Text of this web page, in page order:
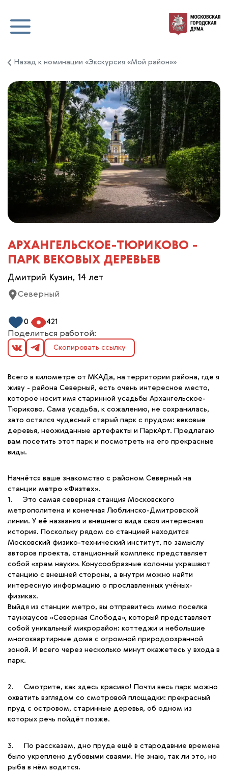
Назад к номинации «Экскурсия «Мой район»»
АРХАНГЕЛЬСКОЕ-ТЮРИКОВО -
ПАРК ВЕКОВЫХ ДЕРЕВЬЕВ
Дмитрий Кузин, 14 лет
Северный
0 421
Поделиться работой:
Скопировать ссылку
Всего в километре от МКАДа, на территории района, где я
живу - района Северный, есть очень интересное место,
которое носит имя старинной усадьбы Архангельское-
Тюриково. Сама усадьба, к сожалению, не сохранилась,
зато остался чудесный старый парк с прудом: вековые
деревья, неожиданные артефакты и ПаркАрт. Предлагаю
вам посетить этот парк и посмотреть на его прекрасные
виды.
Начнётся ваше знакомство с районом Северный на
станции метро «Физтех».
1. Это самая северная станция Московского
метрополитена и конечная Люблинско-Дмитровской
линии. У её названия и внешнего вида своя интересная
история. Поскольку рядом со станцией находится
Московский физико-технический институт, по замыслу
авторов проекта, станционный комплекс представляет
собой «храм науки». Конусообразные колонны украшают
станцию с внешней стороны, а внутри можно найти
интересную информацию о прославленных учёных-
физиках.
Выйдя из станции метро, вы отправитесь мимо поселка
таунхаусов «Северная Слобода», который представляет
собой уникальный микрорайон: коттеджи и небольшие
многоквартирные дома с огромной природоохранной
зоной. И всего через несколько минут окажетесь у входа в
парк.
2. Смотрите, как здесь красиво! Почти весь парк можно
охватить взглядом со смотровой площадки: прекрасный
пруд с островом, старинные деревья, об одном из
которых речь пойдёт позже.
3. По рассказам, дно пруда ещё в стародавние времена
было укреплено дубовыми сваями. Не знаю, так ли это, но
рыба в нём водится.